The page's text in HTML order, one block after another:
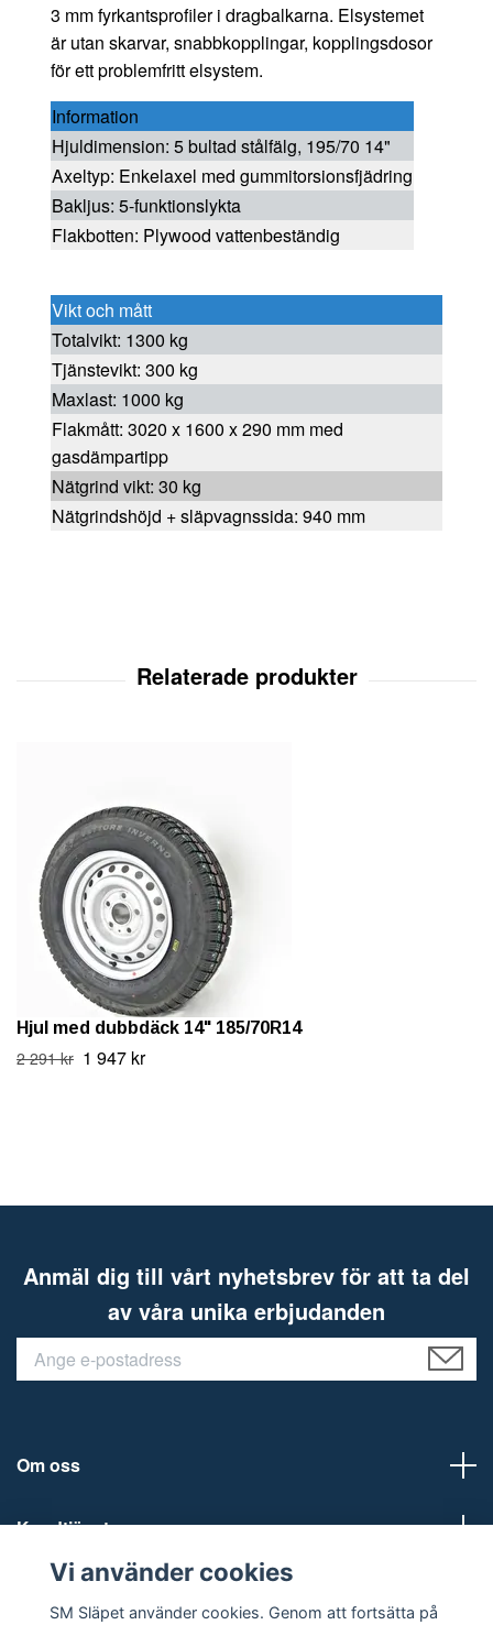
3 mm fyrkantsprofiler i dragbalkarna. Elsystemet
är utan skarvar, snabbkopplingar, kopplingsdosor
för ett problemfritt elsystem.
Information
Hjuldimension: 5 bultad stålfälg, 195/70 14"
Axeltyp: Enkelaxel med gummitorsionsfjädring
Bakljus: 5-funktionslykta
Flakbotten: Plywood vattenbeständig
Vikt och mått
Totalvikt: 1300 kg
Tjänstevikt: 300 kg
Maxlast: 1000 kg
Flakmått: 3020 x 1600 x 290 mm med
gasdämpartipp
Nätgrind vikt: 30 kg
Nätgrindshöjd + släpvagnssida: 940 mm
Hjul med dubbdäck 14" 185/70R14
2 291 kr 1 947 kr
Anmäl dig till vårt nyhetsbrev för att ta del
av våra unika erbjudanden
Om oss
Kundtjänst
Sociala medier
Vi använder cookies
SM Släpet använder cookies. Genom att fortsätta på